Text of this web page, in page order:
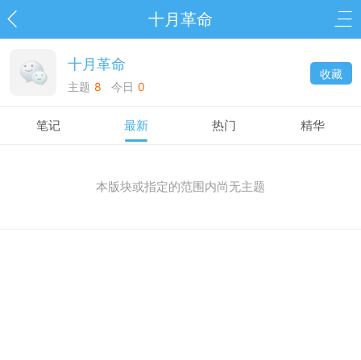
十月革命
十月革命
主题 8 今日 0
收藏
笔记 最新 热门 精华
本版块或指定的范围内尚无主题